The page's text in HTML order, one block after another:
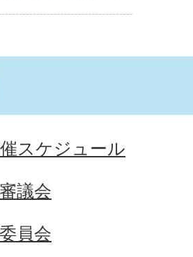
スケジュール
議会
員会